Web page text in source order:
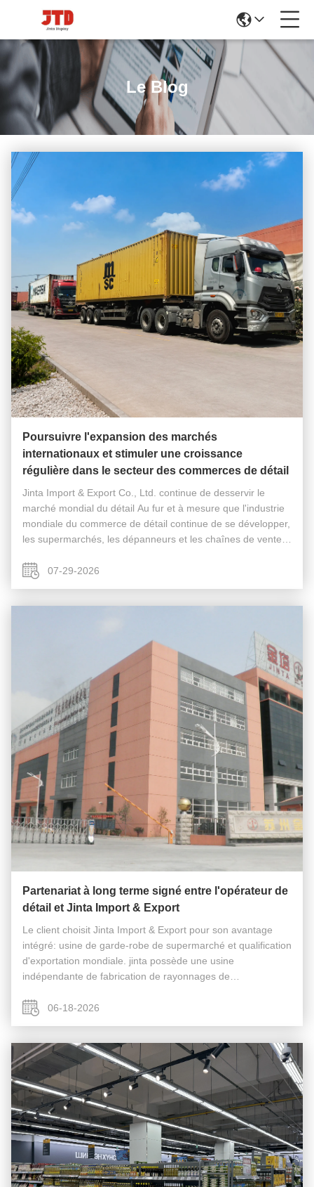
Le Blog
Poursuivre l'expansion des marchés
internationaux et stimuler une croissance
régulière dans le secteur des commerces de détail
Jinta Import & Export Co., Ltd. continue de desservir le
marché mondial du détail Au fur et à mesure que l'industrie
mondiale du commerce de détail continue de se développer,
les supermarchés, les dépanneurs et les chaînes de vente
professionnelles...
07-29-2026
Partenariat à long terme signé entre l'opérateur de
détail et Jinta Import & Export
Le client choisit Jinta Import & Export pour son avantage
intégré: usine de garde-robe de supermarché et qualification
d'exportation mondiale. jinta possède une usine
indépendante de fabrication de rayonnages de
entièrement automatiques de d...
06-18-2026